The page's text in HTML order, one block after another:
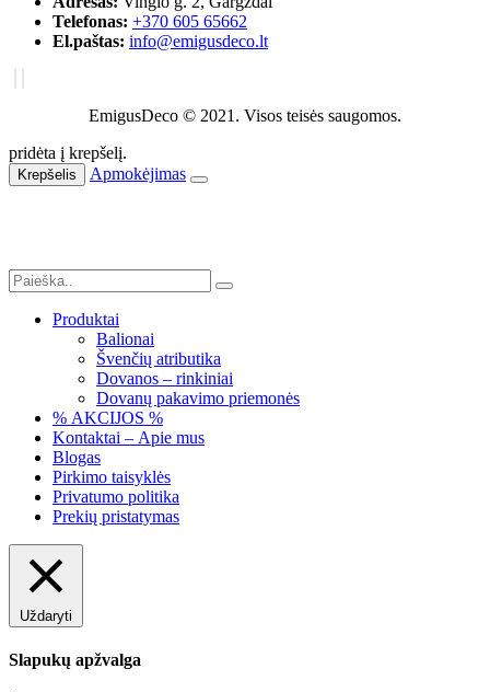
Telefonas: +370 605 65662
El.paštas: info@emigusdeco.lt
EmigusDeco © 2021. Visos teisės saugomos.
pridėta į krepšelį.
Krepšelis Apmokėjimas
Produktai
Balionai
Švenčių atributika
Dovanos – rinkiniai
Dovanų pakavimo priemonės
% AKCIJOS %
Kontaktai – Apie mus
Blogas
Pirkimo taisyklės
Privatumo politika
Prekių pristatymas
Uždaryti
Slapukų apžvalga